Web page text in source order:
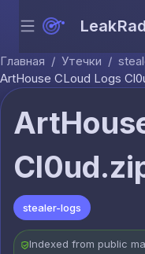
Menu
Главная / Утечки /
ArtHouse CLoud Logs
stealer-logs
Indexed from public